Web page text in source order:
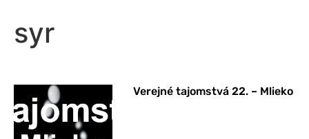
syr
Verejné tajomstvá 22. – Mlieko